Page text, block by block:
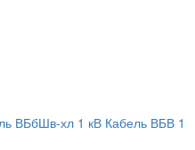
ВБбШв-хл 1 кВ Кабель ВБВ 1